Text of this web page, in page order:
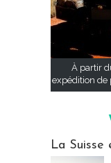
À partir
expédition de
La Suisse